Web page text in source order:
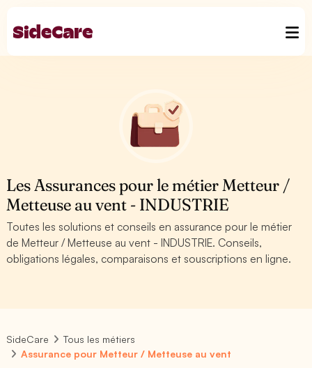
Les Assurances pour le métier Metteur /
Metteuse au vent - INDUSTRIE
Toutes les solutions et conseils en assurance pour le métier
de Metteur / Metteuse au vent - INDUSTRIE. Conseils,
obligations légales, comparaisons et souscriptions en ligne.
SideCare
Tous les métiers
Assurance pour Metteur / Metteuse au vent